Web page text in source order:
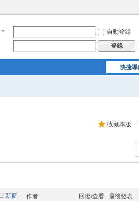
自動登錄
登錄
快捷
收藏本版
新窗 作者 回復/查看 最後發表